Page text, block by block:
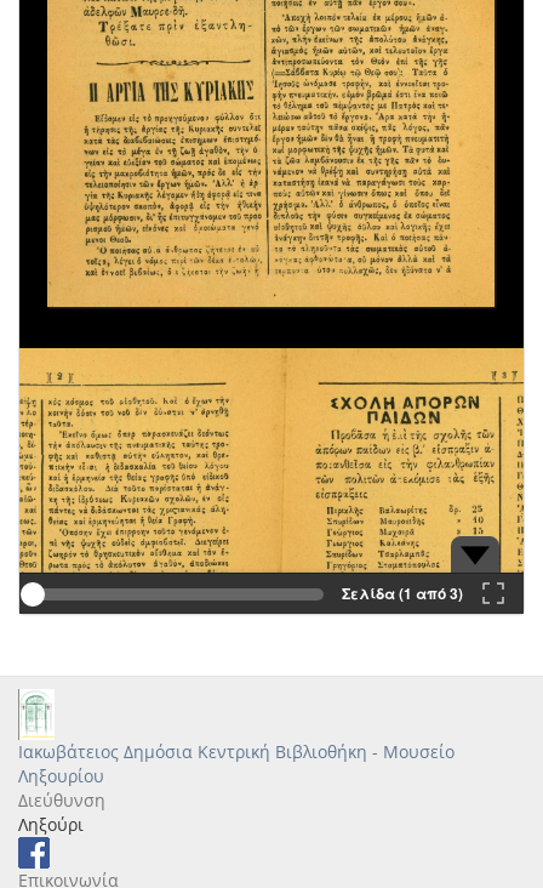
Σελίδα (1 από 3)
Ιακωβάτειος Δημόσια Κεντρική Βιβλιοθήκη - Μουσείο
Ληξουρίου
Διεύθυνση
Ληξούρι
Επικοινωνία